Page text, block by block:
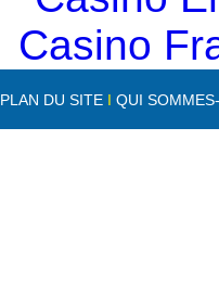
Casino
PLAN DU SITE IQUI